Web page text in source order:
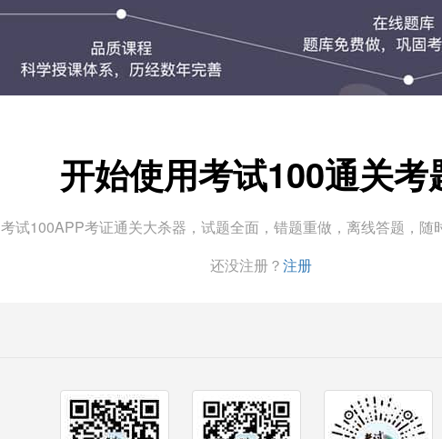
开始使用考试100通关考
考试100APP考证通关大杀器，试题全面，错题重做，离线答题，随
还没注册？注册